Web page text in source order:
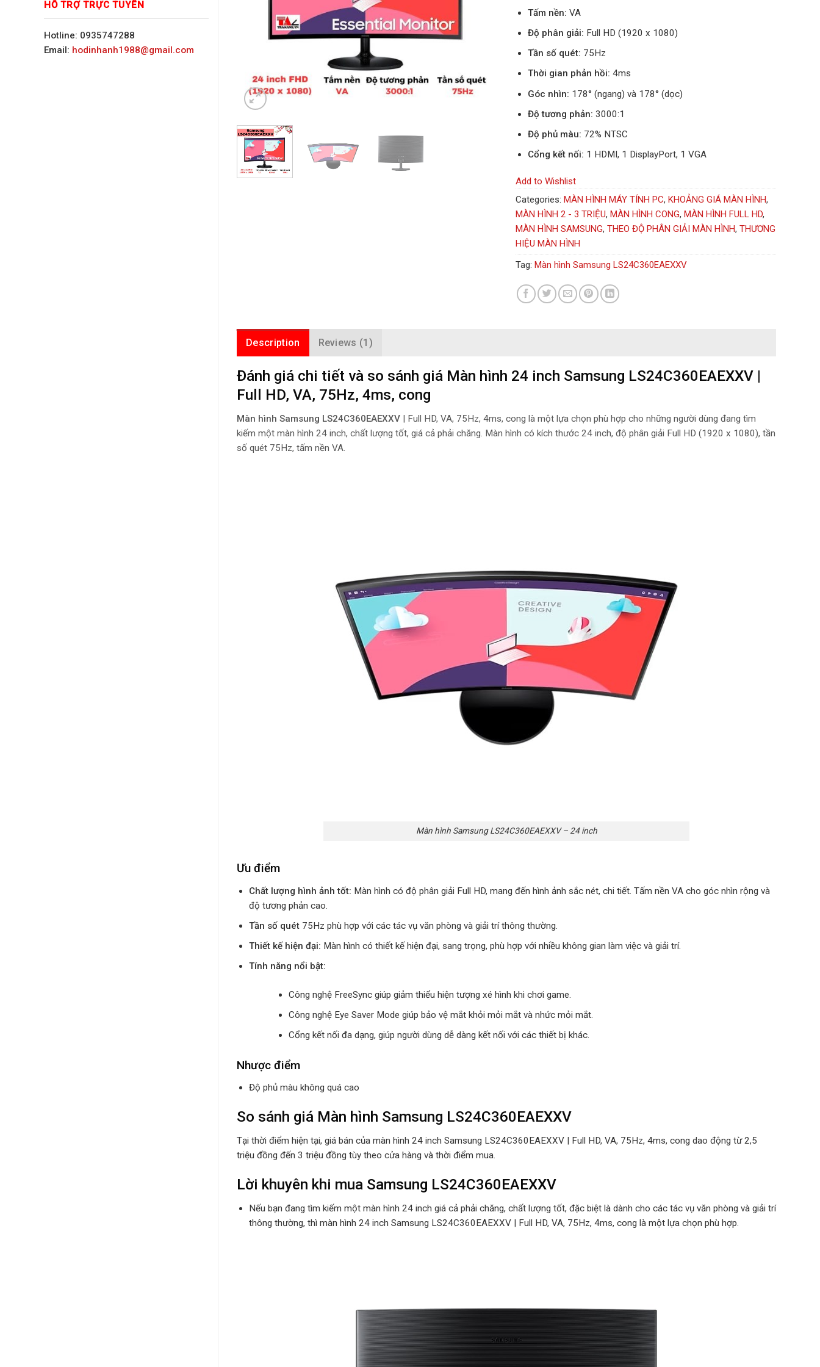
HỖ TRỢ TRỰC TUYẾN
Hotline: 0935747288
Email: hodinhanh1988@gmail.com
Tấm nền: VA
Độ phân giải: Full HD (1920 x 1080)
Tần số quét: 75Hz
Thời gian phản hồi: 4ms
Góc nhìn: 178° (ngang) và 178° (dọc)
Độ tương phản: 3000:1
Độ phủ màu: 72% NTSC
Cổng kết nối: 1 HDMI, 1 DisplayPort, 1 VGA
Add to Wishlist
Categories: MÀN HÌNH MÁY TÍNH PC, KHOẢNG GIÁ MÀN HÌNH,
MÀN HÌNH 2 - 3 TRIỆU, MÀN HÌNH CONG, MÀN HÌNH FULL HD,
MÀN HÌNH SAMSUNG, THEO ĐỘ PHÂN GIẢI MÀN HÌNH, THƯƠNG
HIỆU MÀN HÌNH
Tag: Màn hình Samsung LS24C360EAEXXV
Description Reviews (1)
Đánh giá chi tiết và so sánh giá Màn hình 24 inch Samsung LS24C360EAEXXV |
Full HD, VA, 75Hz, 4ms, cong
Màn hình Samsung LS24C360EAEXXV | Full HD, VA, 75Hz, 4ms, cong là một lựa chọn phù hợp cho những người dùng đang tìm
kiếm một màn hình 24 inch, chất lượng tốt, giá cả phải chăng. Màn hình có kích thước 24 inch, độ phân giải Full HD (1920 x 1080), tần
số quét 75Hz, tấm nền VA.
Màn hình Samsung LS24C360EAEXXV – 24 inch
Ưu điểm
Chất lượng hình ảnh tốt: Màn hình có độ phân giải Full HD, mang đến hình ảnh sắc nét, chi tiết. Tấm nền VA cho góc nhìn rộng và
độ tương phản cao.
Tần số quét75Hz phù hợp với các tác vụ văn phòng và giải trí thông thường.
Thiết kế hiện đại: Màn hình có thiết kế hiện đại, sang trọng, phù hợp với nhiều không gian làm việc và giải trí.
Tính năng nổi bật:
Công nghệ FreeSync giúp giảm thiểu hiện tượng xé hình khi chơi game.
Công nghệ Eye Saver Mode giúp bảo vệ mắt khỏi mỏi mắt và nhức mỏi mắt.
Cổng kết nối đa dạng, giúp người dùng dễ dàng kết nối với các thiết bị khác.
Nhược điểm
Độ phủ màu không quá cao
So sánh giá Màn hình Samsung LS24C360EAEXXV
Tại thời điểm hiện tại, giá bán của màn hình 24 inch Samsung LS24C360EAEXXV | Full HD, VA, 75Hz, 4ms, cong dao động từ 2,5
triệu đồng đến 3 triệu đồng tùy theo cửa hàng và thời điểm mua.
Lời khuyên khi mua Samsung LS24C360EAEXXV
Nếu bạn đang tìm kiếm một màn hình 24 inch giá cả phải chăng, chất lượng tốt, đặc biệt là dành cho các tác vụ văn phòng và giải trí
thông thường, thì màn hình 24 inch Samsung LS24C360EAEXXV | Full HD, VA, 75Hz, 4ms, cong là một lựa chọn phù hợp.